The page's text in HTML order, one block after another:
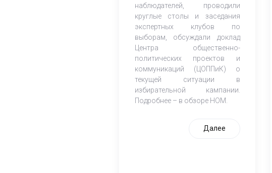
наблюдателей, проводили
круглые столы и заседания
экспертных клубов по
выборам, обсуждали доклад
Центра общественно-
политических проектов и
коммуникаций (ЦОППиК) о
текущей ситуации в
избирательной кампании.
Подробнее – в обзоре НОМ.
Далее